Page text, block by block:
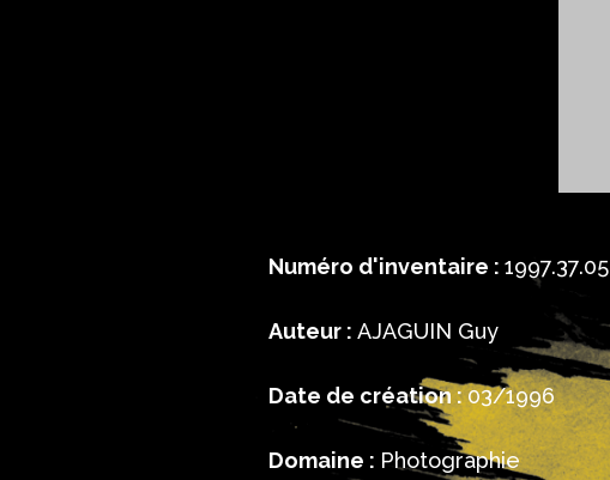
Numéro d'inventaire : 1997.37.05
Auteur : AJAGUIN Guy
Date de création : 03/1996
Domaine : Photographie